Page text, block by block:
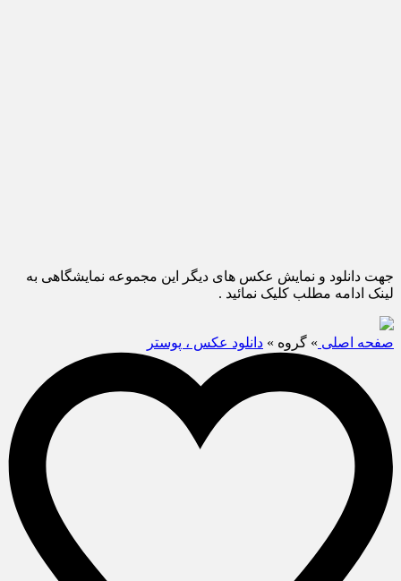
جهت دانلود و نمایش عکس های دیگر این مجموعه نمایشگاهی به
لینک ادامه مطلب کلیک نمائید .
صفحه اصلی » گروه » دانلود عکس ، پوستر